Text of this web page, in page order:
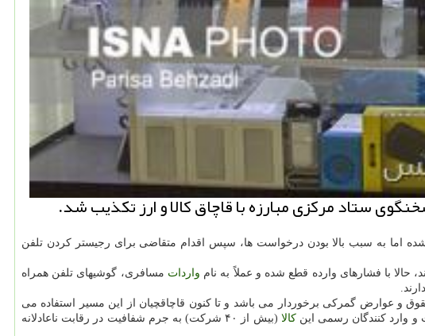
ستاد مركزی مبارزه با قاچاق كالا و ارز تكذیب شد.
اما به سبب بالا بودن درخواست ها، سپس اقدام متقاضی برای رجیستر كردن تلفن
حالا با فشارهای وارده قطع شده و عملاً به نام واردات مسافری، گوشیهای تلفن همراه
از معافیت ۸۰ درصدی از حقوق و عوارض گمركی برخوردار می باشد و تا كنون قاچاقچیان از این مسیر استفاده می
و وارد كنندگان رسمی اینكالا
(بیش از ۴۰ شركت) به جرم شفافیت در رقابت ناعادلانه